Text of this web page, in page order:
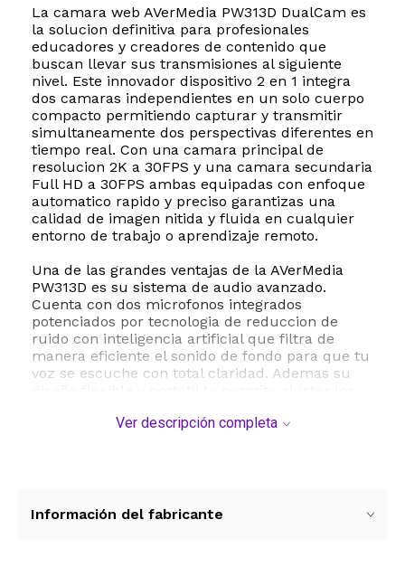
La camara web AVerMedia PW313D DualCam es
la solucion definitiva para profesionales
educadores y creadores de contenido que
buscan llevar sus transmisiones al siguiente
nivel. Este innovador dispositivo 2 en 1 integra
dos camaras independientes en un solo cuerpo
compacto permitiendo capturar y transmitir
simultaneamente dos perspectivas diferentes en
tiempo real. Con una camara principal de
resolucion 2K a 30FPS y una camara secundaria
Full HD a 30FPS ambas equipadas con enfoque
automatico rapido y preciso garantizas una
calidad de imagen nitida y fluida en cualquier
entorno de trabajo o aprendizaje remoto.
Una de las grandes ventajas de la AVerMedia
PW313D es su sistema de audio avanzado.
Cuenta con dos microfonos integrados
potenciados por tecnologia de reduccion de
ruido con inteligencia artificial que filtra de
manera eficiente el sonido de fondo para que tu
voz se escuche con total claridad. Ademas su
adaptandose a presentaciones de documentos
esta camara web ofreciendo herramientas de
Ver descripción completa
Información del fabricante